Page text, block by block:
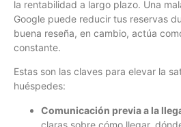
la rentabilidad a largo plazo. Una
Google puede reducir tus reservas
buena reseña, en cambio, actúa
constante.
Estas son las claves para elevar la
huéspedes:
Comunicación previa a la
claras sobre cómo llegar,